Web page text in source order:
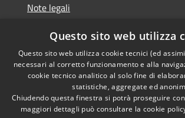
Note legali
Accessibilità
Privacy
Copyright
Questo sito web utilizza
Questo sito web utilizza cookie tecnici (ed
necessari al corretto funzionamento e alla
cookie tecnico analitico al solo fine di
statistiche, aggregate ed
Chiudendo questa finestra si potrà proseguire
maggiori dettagli può consultare la cookie